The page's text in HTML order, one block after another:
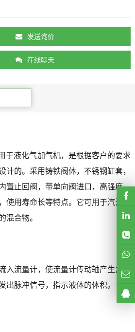
发送询价
在线聊天
于液化气加气机，是根据客户的要求
计的。采用铸铁阀体，不锈钢缸套，
置止回阀，带单向阀进口，高强度，
使用寿命长等特点。它可用于汽油、
混合物。
入流量计，使流量计传动轴产生角度
出脉冲信号，指示液体的体积。